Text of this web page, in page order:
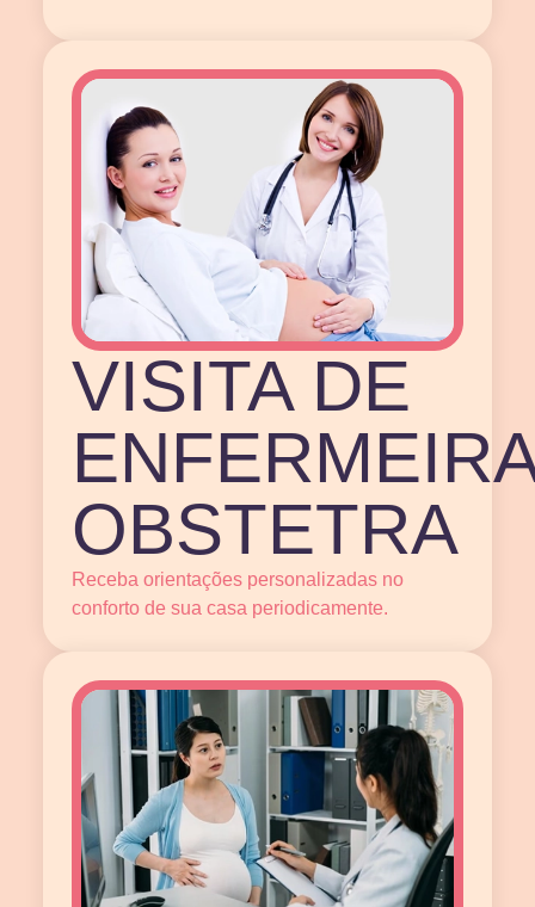
VISITA DE
OBSTETRA
Receba orientações personalizadas no
conforto de sua casa periodicamente.